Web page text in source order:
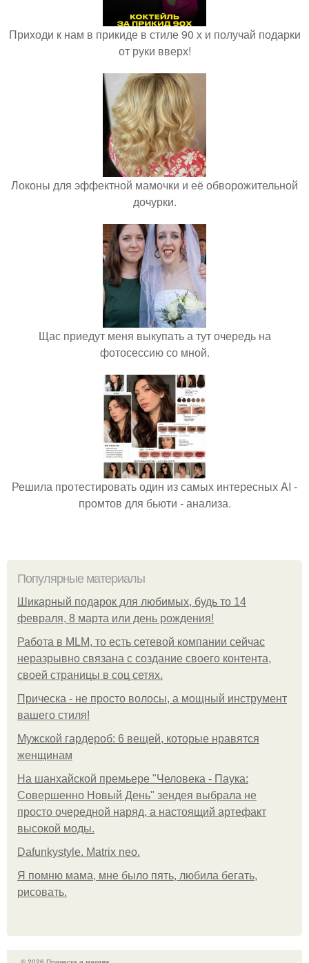
Приходи к нам в прикиде в стиле 90 х и получай подарки
от руки вверх!
Локоны для эффектной мамочки и её обворожительной
дочурки.
Щас приедут меня выкупать а тут очередь на
фотосессию со мной.
Решила протестировать один из самых интересных AI -
промтов для бьюти - анализа.
Популярные материалы
Шикарный подарок для любимых, будь то 14
февраля, 8 марта или день рождения!
Работа в MLM, то есть сетевой компании сейчас
неразрывно связана с создание своего контента,
своей страницы в соц сетях.
Прическа - не просто волосы, а мощный инструмент
вашего стиля!
Мужской гардероб: 6 вещей, которые нравятся
женщинам
На шанхайской премьере "Человека - Паука:
Совершенно Новый День" зендея выбрала не
просто очередной наряд, а настоящий артефакт
высокой моды.
Dafunkystyle. Matrix neo.
Я помню мама, мне было пять, любила бегать,
рисовать.